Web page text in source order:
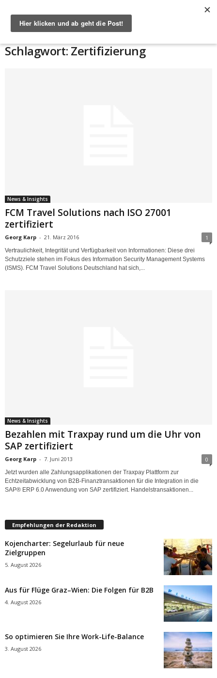
Schlagwort: Zertifizierung
News & Insights
FCM Travel Solutions nach ISO 27001
zertifiziert
Georg Karp - 21. März 2016 1
Vertraulichkeit, Integrität und Verfügbarkeit von Informationen: Diese drei
Schutzziele stehen im Fokus des Information Security Management Systems
(ISMS). FCM Travel Solutions Deutschland hat sich,...
News & Insights
Bezahlen mit Traxpay rund um die Uhr von
SAP zertifiziert
Georg Karp - 7. Juni 2013 0
Jetzt wurden alle Zahlungsapplikationen der Traxpay Plattform zur
Echtzeitabwicklung von B2B-Finanztransaktionen für die Integration in die
SAP® ERP 6.0 Anwendung von SAP zertifiziert. Handelstransaktionen...
Empfehlungen der Redaktion
Kojencharter: Segelurlaub für neue
Zielgruppen
5. August 2026
Aus für Flüge Graz–Wien: Die Folgen für B2B
4. August 2026
So optimieren Sie Ihre Work-Life-Balance
3. August 2026